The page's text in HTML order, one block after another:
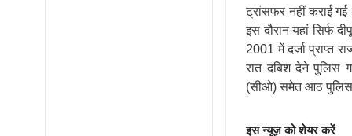
ट्रांसफर नहीं कराई
इस दौरान यहां सिर्फ
2001 में दर्जा प्राप्त
रात दबिश देने पुलिस
(सीओ) समेत आठ पुलिस
इस न्यूज़ को शेयर करें